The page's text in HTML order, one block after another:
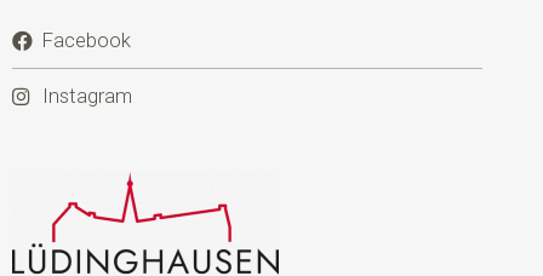
Facebook
Instagram